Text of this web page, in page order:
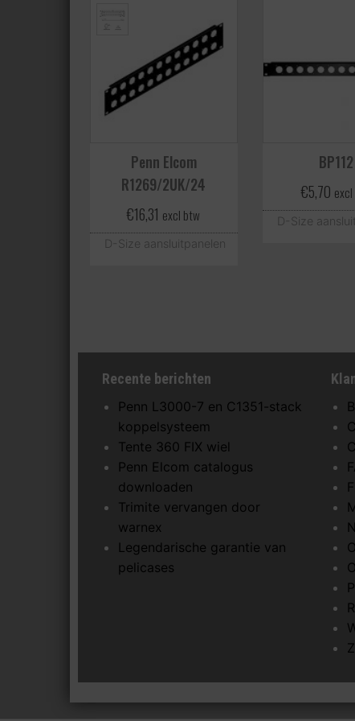
Penn Elcom
R1269/2UK/24
€16,31 excl btw
D-Size aansluitpanelen
BP112
€5,70
D-Size
Recente berichten
Penn L3000-7 en C1351-stack
koppelsysteem
Tente 360 FIX wiel
Penn Elcom catalogus
downloaden
Trimite vervangen door
warnex
Legendarische garantie van
pelicases